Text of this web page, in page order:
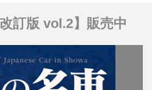
訂版 vol.2】販売中